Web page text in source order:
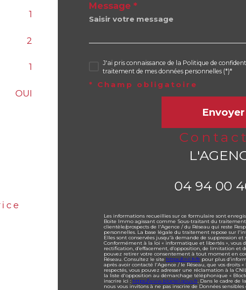
1
2
1
OUI
Message *
J'ai pris connaissance de la Politique de
traitement de mes données personnelles (*)*
* Champ obligatoire
Envoyer
04 94 00
Les informations recueillies sur ce formulaire sont
Boite Immo agissant comme Sous-traitant du
clientèle/prospects de l'Agence / du Réseau qui reste
personnelles. La base légale du traitement repose sur
Elles sont conservées jusqu'à demande de suppression
Conformément à la loi « informatique et libertés », vous
rectification, d’effacement, d’opposition, de limitation et
pouvez retirer votre consentement à tout moment en
Réseau. Consultez le site https://cnil.fr/frpour plus
après avoir contacté l'Agence / le Réseau, que vos droits
respectés, vous pouvez adresser une réclamation à la
la liste d'opposition au démarchage téléphonique «
inscrire ici : https://www.bloctel.gouv.fr. Dans le cadre de
nous vous invitons à ne pas inscrire de Données